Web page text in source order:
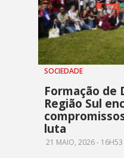
SOCIEDADE
Formação de
Região Sul
luta
21 MAIO, 2026 - 16H53